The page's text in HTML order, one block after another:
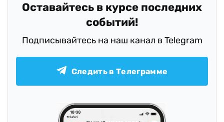
Оставайтесь в курсе последних
событий!
Подписывайтесь на наш канал в Telegram
Следить в Телеграмме